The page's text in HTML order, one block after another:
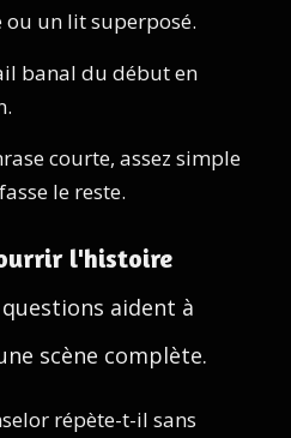
un lit superposé.
banal du début en
courte, assez simple
le reste.
l'histoire
aident à
scène complète.
répète-t-il sans